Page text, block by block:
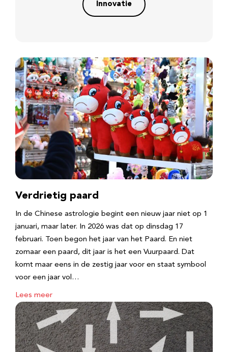
Innovatie
Verdrietig paard
In de Chinese astrologie begint een nieuw jaar niet op 1
januari, maar later. In 2026 was dat op dinsdag 17
februari. Toen begon het jaar van het Paard. En niet
zomaar een paard, dit jaar is het een Vuurpaard. Dat
komt maar eens in de zestig jaar voor en staat symbool
voor een jaar vol…
Lees meer